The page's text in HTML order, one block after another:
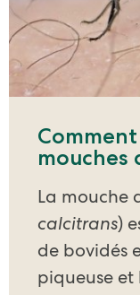
mouches
La mouche
calcitrans)
de bovidés
piqueuse